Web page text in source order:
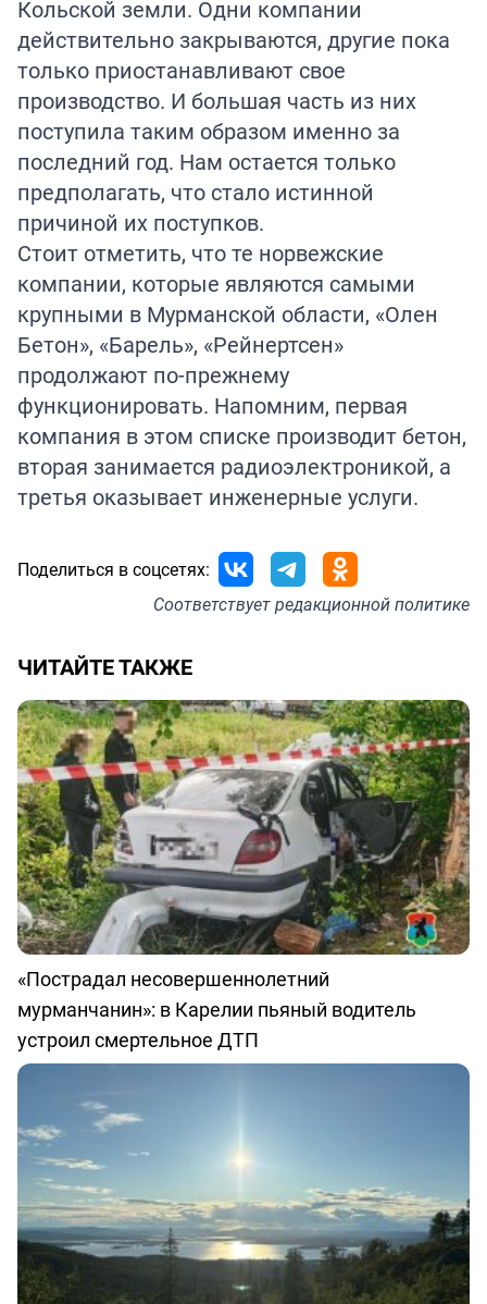
Кольской земли. Одни компании
действительно закрываются, другие пока
только приостанавливают свое
производство. И большая часть из них
поступила таким образом именно за
последний год. Нам остается только
предполагать, что стало истинной
причиной их поступков.
Стоит отметить, что те норвежские
компании, которые являются самыми
крупными в Мурманской области, «Олен
Бетон», «Барель», «Рейнертсен»
продолжают по-прежнему
функционировать. Напомним, первая
компания в этом списке производит бетон,
вторая занимается радиоэлектроникой, а
третья оказывает инженерные услуги.
Поделиться в соцсетях:
Соответствуетредакционной политике
ЧИТАЙТЕ ТАКЖЕ
«Пострадал несовершеннолетний
мурманчанин»: в Карелии пьяный водитель
устроил смертельное ДТП